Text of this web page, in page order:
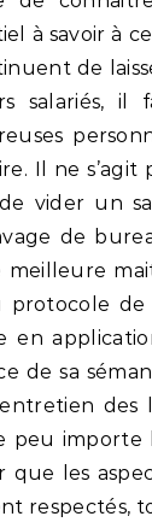
à savoir à
de
salariés, il
Il ne s’agit
vider un
de
meilleure
protocole de
en
de sa
des
importe
que les
respectés,